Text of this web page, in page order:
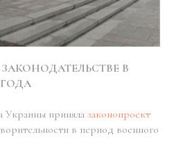
В
ГОДА
Украины приняла законопроект
в период военного